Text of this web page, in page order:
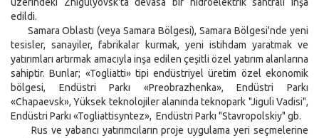
edildi.
Samara Oblastı (veya Samara Bölgesi), Samara Bölgesi'nde yeni
tesisler, sanayiler, fabrikalar kurmak, yeni istihdam yaratmak ve
yatırımları artırmak amacıyla inşa edilen çeşitli özel yatırım alanlarına
sahiptir. Bunlar; «Togliatti» tipi endüstriyel üretim özel ekonomik
bölgesi, Endüstri Parkı «Preobrazhenka», Endüstri Parkı
«Chapaevsk», Yüksek teknolojiler alanında teknopark "Jiguli Vadisi",
Endüstri Parkı «Togliattisyntez», Endüstri Parkı "Stavropolskiy" gb.
Rus ve yabancı yatırımcıların proje uygulama yeri seçmelerine